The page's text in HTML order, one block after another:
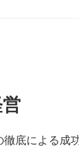
底による成